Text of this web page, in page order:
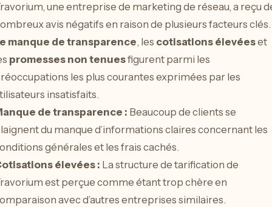
une entreprise de marketing de réseau, a reçu
avis négatifs en raison de plusieurs facteurs clés.
manque de transparence, les cotisations élevéeset
promesses non tenuesfigurent parmi les
les plus courantes exprimées par les
insatisfaits.
de transparence : Beaucoup de clients se
du manque d’informations claires concernant les
générales et les frais cachés.
élevées : La structure de tarification de
est perçue comme étant trop chère en
avec d’autres entreprises similaires.